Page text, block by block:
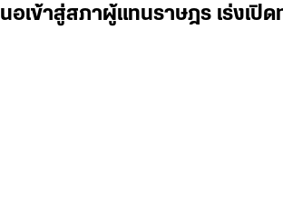
อเข้าสู่สภาผู้แทนราษฎร เร่งเปิด